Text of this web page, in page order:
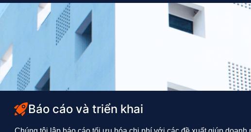
Báo cáo và triển khai